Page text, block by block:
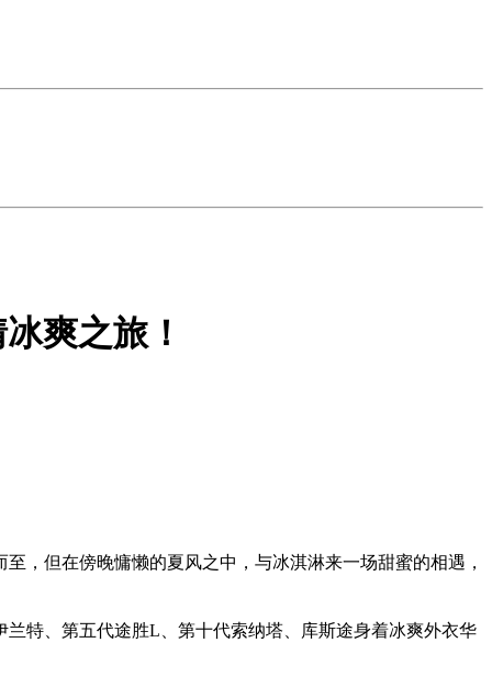
爽之旅！
，但在傍晚慵懒的夏风之中，与冰淇淋来一场甜蜜的相遇，
特、第五代途胜L、第十代索纳塔、库斯途身着冰爽外衣华